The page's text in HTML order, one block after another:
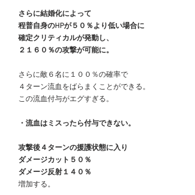
さらに結婚化によって
程普自身のHPが５０％より低い場合に
確定クリティカルが発動し、
２１６０％の攻撃が可能に。
さらに敵６名に１００％の確率で
４ターン流血をばらまくことができる。
この流血付与がエグすぎる。
・流血はミスったら付与できない。
攻撃後４ターンの援護状態に入り
ダメージカット５０％
ダメージ反射１４０％
増加する。